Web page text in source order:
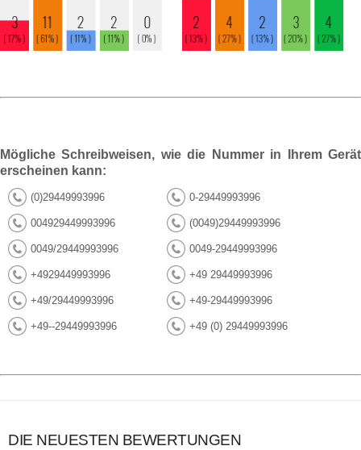
Mögliche Schreibweisen, wie die Nummer in Ihrem Gerät
erscheinen kann:
(0)29449993996 0-29449993996
004929449993996 (0049)29449993996
0049/29449993996 0049-29449993996
+4929449993996 +49 29449993996
+49/29449993996 +49-29449993996
+49--29449993996 +49 (0) 29449993996
DIE NEUESTEN BEWERTUNGEN